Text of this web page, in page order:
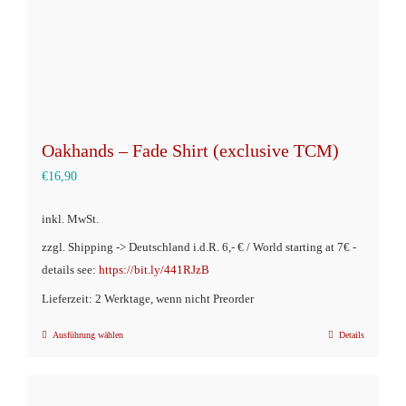
Oakhands – Fade Shirt (exclusive TCM)
€16,90
inkl. MwSt.
zzgl. Shipping -> Deutschland i.d.R. 6,- € / World starting at 7€ -
details see: https://bit.ly/441RJzB
Lieferzeit: 2 Werktage, wenn nicht Preorder
Ausführung wählenDieses
Details